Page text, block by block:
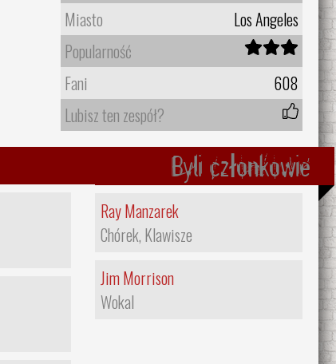
Miasto
Los Angeles
Popularność
Fani
608
Lubisz ten zespół?
Byli członkowie
Ray Manzarek
Chórek, Klawisze
Jim Morrison
Wokal